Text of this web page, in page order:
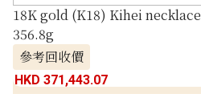
18K gold (K18) Kihei necklace
356.8g
參考回收價
HKD 371,443.07